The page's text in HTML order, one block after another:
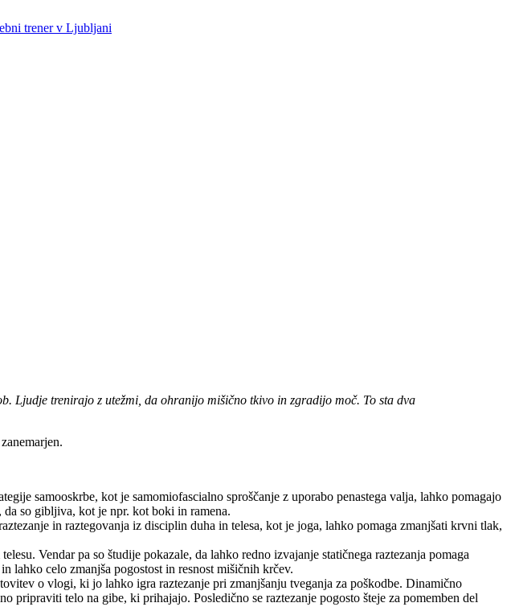
Ljudje trenirajo z utežmi, da ohranijo mišično tkivo in zgradijo moč. To sta dva
samooskrbe, kot je samomiofascialno sproščanje z uporabo penastega valja, lahko pomagajo
so gibljiva, kot je npr. kot boki in ramena.
in raztegovanja iz disciplin duha in telesa, kot je joga, lahko pomaga zmanjšati krvni tlak,
Vendar pa so študije pokazale, da lahko redno izvajanje statičnega raztezanja pomaga
lahko celo zmanjša pogostost in resnost mišičnih krčev.
o vlogi, ki jo lahko igra raztezanje pri zmanjšanju tveganja za poškodbe. Dinamično
pripraviti telo na gibe, ki prihajajo. Posledično se raztezanje pogosto šteje za pomemben del